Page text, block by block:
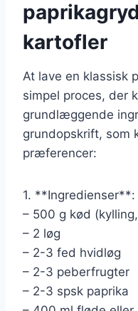
kartofler
At lave en klassisk
simpel proces, der
grundlæggende
grundopskrift, som
præferencer:
1. **Ingredienser**:
– 500 g kød
– 2 løg
– 2-3 fed hvidløg
– 2-3 peberfrugter
– 2-3 spsk paprika